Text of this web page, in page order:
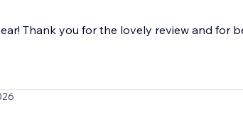
Thank you for the lovely review and for